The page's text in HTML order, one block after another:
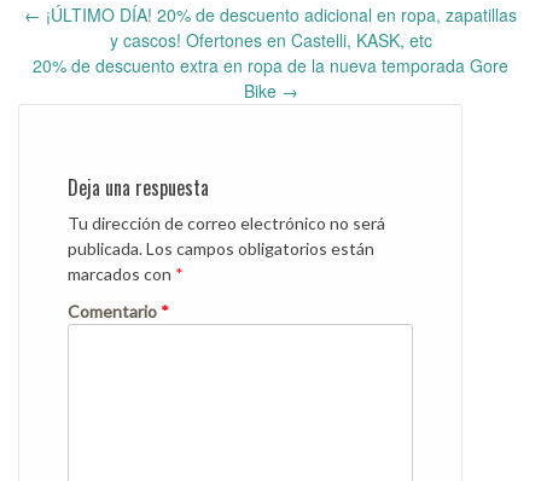
navigation
← ¡ÚLTIMO DÍA! 20% de descuento adicional en ropa, zapatillas
y cascos! Ofertones en Castelli, KASK, etc
20% de descuento extra en ropa de la nueva temporada Gore
Bike →
Deja una respuesta
Tu dirección de correo electrónico no será
publicada.Los campos obligatorios están
marcados con *
Comentario *